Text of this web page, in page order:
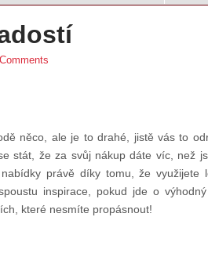
něco, ale je to drahé, jistě vás to
stát, že za svůj nákup dáte víc, než
právě díky tomu, že využijete
inspirace, pokud jde o
které nesmíte propásnout!